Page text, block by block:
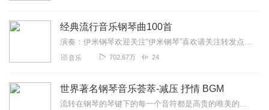
经典流行音乐钢琴曲100首
演奏：伊米钢琴欢迎关注“伊米钢琴”喜欢请关注转发点赞。每天更新最流行的钢琴原版演奏。
音乐 702.67万 24
世界著名钢琴音乐荟萃-减压 抒情 BGM
流转在钢琴的琴键下的每一个音符都是高贵的唯美的钢琴旋律倾听这如诗般的音乐德彪西曾说过，音乐像自然那样无边无际，像风、像天空、像海洋。而那些唯美舒缓的...